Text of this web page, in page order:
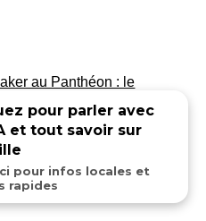
au Panthéon : le
pour parler avec
et tout savoir sur
pour infos locales et
rapides